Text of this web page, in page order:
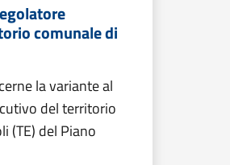
comunale di
la variante al
del territorio
(TE) del Piano